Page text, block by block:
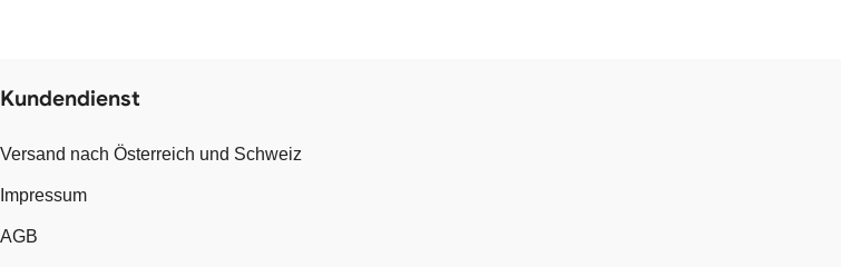
Kundendienst
Versand nach Österreich und Schweiz
Impressum
AGB